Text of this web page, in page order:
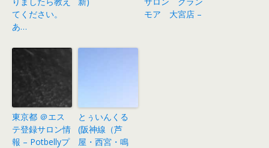
てください。
あ…
モア 大宮店 –
東京都 ＠エス
テ登録サロン情
報 – Potbellyプ
とぅいんくる
(阪神線（芦
屋・西宮・鳴